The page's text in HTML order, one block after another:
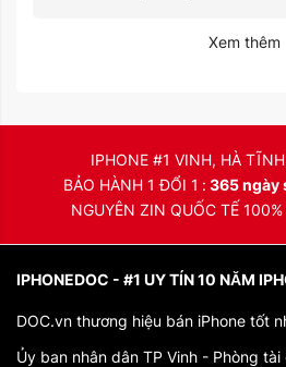
Xem thêm
IPHONE #1 VINH, HÀ TĨNH
BẢO HÀNH 1 ĐỔI 1
365 ngày
NGUYÊN ZIN QUỐC TẾ 100%
IPHONEDOC - #1 UY TÍN 10 NĂM
DOC.vn thương hiệu bán iPhone tốt
Ủy ban nhân dân TP Vinh - Phòng